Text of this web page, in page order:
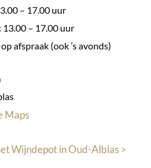
– 17.00 uur
13.00 – 17.00 uur
afspraak (ook ’s avonds)
Maps
Wijndepot in Oud-Alblas >